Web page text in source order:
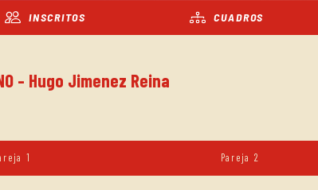
INSCRITOS CUADROS
- Hugo Jimenez Reina
1 Pareja 2